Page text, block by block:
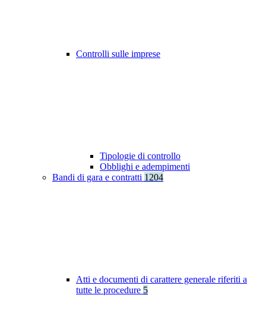
Controlli sulle imprese
Tipologie di controllo
Obblighi e adempimenti
Bandi di gara e contratti 1204
Atti e documenti di carattere generale riferiti a
tutte le procedure 5